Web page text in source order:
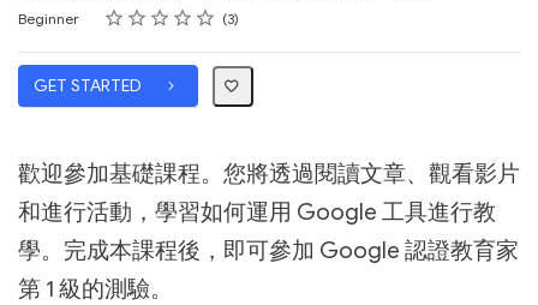
Difficulty
Beginner Rating
1 star
2 stars
3 stars
4 stars
5 stars
Average rating: 5.0 3
3 reviews
GET STARTED
歡迎參加基礎課程。您將透過閱讀文章、觀看影片
和進行活動，學習如何運用 Google 工具進行教
學。完成本課程後，即可參加 Google 認證教育家
第 1 級的測驗。